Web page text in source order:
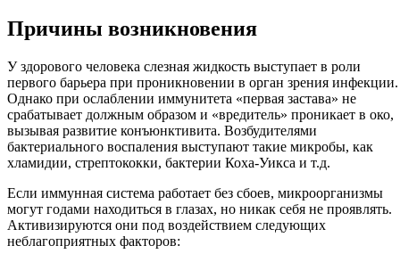
Причины возникновения
У здорового человека слезная жидкость выступает в роли
первого барьера при проникновении в орган зрения инфекции.
Однако при ослаблении иммунитета «первая застава» не
срабатывает должным образом и «вредитель» проникает в око,
вызывая развитие конъюнктивита. Возбудителями
бактериального воспаления выступают такие микробы, как
хламидии, стрептококки, бактерии Коха-Уикса и т.д.
Если иммунная система работает без сбоев, микроорганизмы
могут годами находиться в глазах, но никак себя не проявлять.
Активизируются они под воздействием следующих
неблагоприятных факторов: